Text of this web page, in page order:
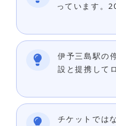
っています。
伊予三島駅の
設と提携して
チケットでは